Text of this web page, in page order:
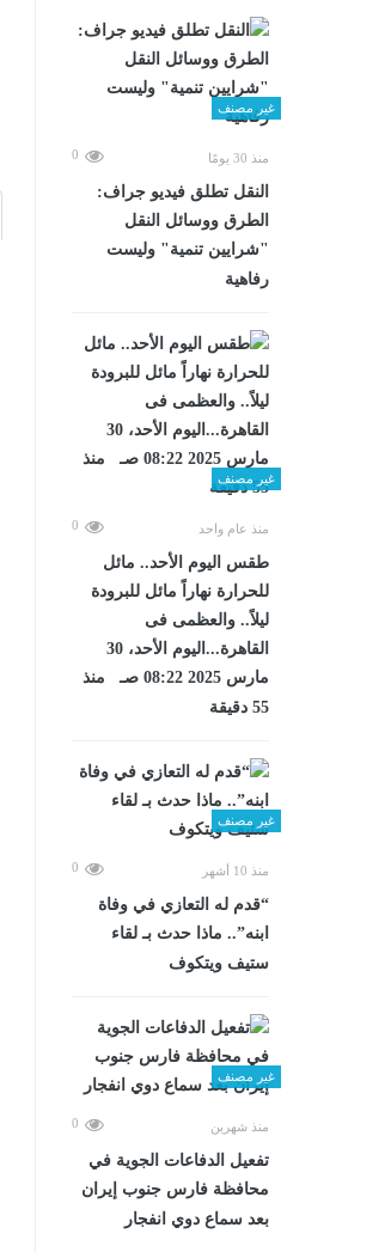
غير مصنف
منذ 30 يومًا 0
​النقل تطلق فيديو جراف:
الطرق ووسائل النقل
"شرايين تنمية" وليست
رفاهية
غير مصنف
منذ عام واحد 0
طقس اليوم الأحد.. مائل
للحرارة نهاراً مائل للبرودة
ليلاً.. والعظمى فى
القاهرة...اليوم الأحد، 30
مارس 2025 08:22 صـ منذ
55 دقيقة
غير مصنف
منذ 10 أشهر 0
“قدم له التعازي في وفاة
ابنه”.. ماذا حدث بـ لقاء
ستيف ويتكوف
غير مصنف
منذ شهرين 0
تفعيل الدفاعات الجوية في
محافظة فارس جنوب إيران
بعد سماع دوي انفجار